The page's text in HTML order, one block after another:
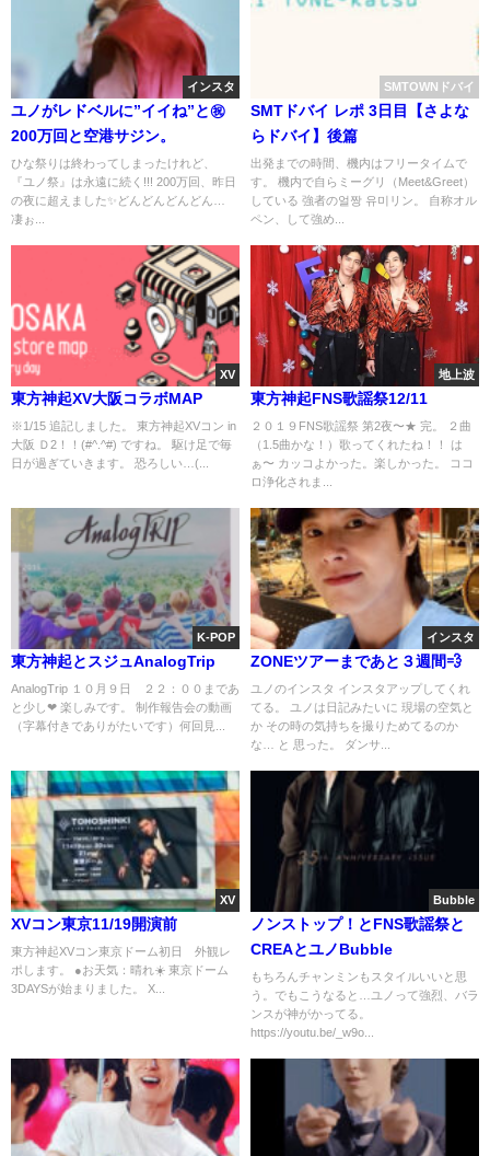
インスタ
ユノがレドベルに”イイね”と㊗
200万回と空港サジン。
ひな祭りは終わってしまったけれど、
『ユノ祭』は永遠に続く!!! 200万回、昨日
の夜に超えました✨どんどんどんどん…
凄ぉ...
SMTOWNドバイ
SMTドバイ レポ 3日目【さよな
らドバイ】後篇
出発までの時間、機内はフリータイムで
す。 機内で自らミーグリ（Meet&Greet）
している 強者の얼짱 유미リン。 自称オル
ペン、して強め...
XV
東方神起XV大阪コラボMAP
※1/15 追記しました。 東方神起XVコン in
大阪 Ｄ2！！(#^.^#) ですね。 駆け足で毎
日が過ぎていきます。 恐ろしい…(...
地上波
東方神起FNS歌謡祭12/11
２０１９FNS歌謡祭 第2夜〜★ 完。 ２曲
（1.5曲かな！）歌ってくれたね！！ は
ぁ〜 カッコよかった。楽しかった。 ココ
ロ浄化されま...
K-POP
東方神起とスジュAnalogTrip
AnalogTrip １０月９日 ２２：００まであ
と少し❤ 楽しみです。 制作報告会の動画
（字幕付きでありがたいです）何回見...
インスタ
ZONEツアーまであと３週間💨
ユノのインスタ インスタアップしてくれ
てる。 ユノは日記みたいに 現場の空気と
か その時の気持ちを撮りためてるのか
な… と 思った。 ダンサ...
XV
XVコン東京11/19開演前
東方神起XVコン東京ドーム初日 外観レ
ポします。 ●お天気：晴れ☀️ 東京ドーム
3DAYSが始まりました。 X...
Bubble
ノンストップ！とFNS歌謡祭と
CREAとユノBubble
もちろんチャンミンもスタイルいいと思
う。でもこうなると…ユノって強烈、バラ
ンスが神がかってる。
https://youtu.be/_w9o...